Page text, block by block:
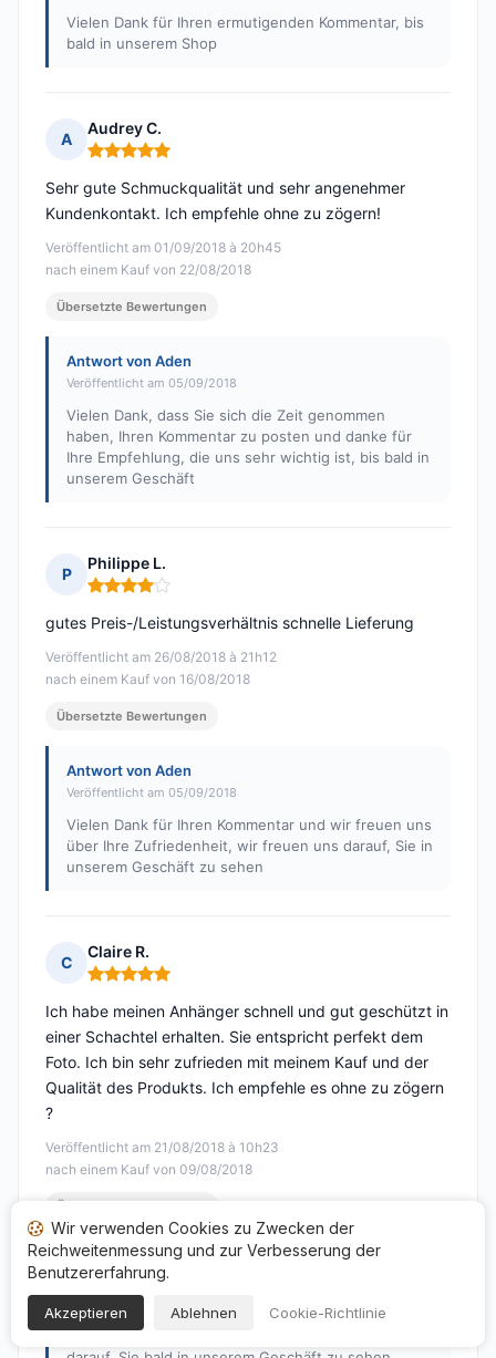
Vielen Dank für Ihren ermutigenden Kommentar, bis
bald in unserem Shop
A
Audrey C.
Hinweis: 5 von 5
Veröffentlicht am 01/09/2018 à 20h45
nach einem Kauf von 22/08/2018
Sehr gute Schmuckqualität und sehr angenehmer
Kundenkontakt. Ich empfehle ohne zu zögern!
Übersetzte Bewertungen
Antwort von Aden
Veröffentlicht am 05/09/2018
Vielen Dank, dass Sie sich die Zeit genommen
haben, Ihren Kommentar zu posten und danke für
Ihre Empfehlung, die uns sehr wichtig ist, bis bald in
unserem Geschäft
P
Philippe L.
Hinweis: 4 von 5
Veröffentlicht am 26/08/2018 à 21h12
nach einem Kauf von 16/08/2018
gutes Preis-/Leistungsverhältnis schnelle Lieferung
Übersetzte Bewertungen
Antwort von Aden
Veröffentlicht am 05/09/2018
Vielen Dank für Ihren Kommentar und wir freuen uns
über Ihre Zufriedenheit, wir freuen uns darauf, Sie in
unserem Geschäft zu sehen
C
Claire R.
Hinweis: 5 von 5
Veröffentlicht am 21/08/2018 à 10h23
nach einem Kauf von 09/08/2018
Ich habe meinen Anhänger schnell und gut geschützt in
einer Schachtel erhalten. Sie entspricht perfekt dem
Foto. Ich bin sehr zufrieden mit meinem Kauf und der
Qualität des Produkts. Ich empfehle es ohne zu zögern
?
Antwort von Aden
Veröffentlicht am 24/08/2018
Vielen Dank für Ihren herzlichen Kommentar und wir
freuen uns über Ihre Zufriedenheit, wir freuen uns
Wir verwenden Cookies zu Zwecken der
Reichweitenmessung und zur Verbesserung der
Benutzererfahrung.
Akzeptieren Ablehnen Cookie-Richtlinie